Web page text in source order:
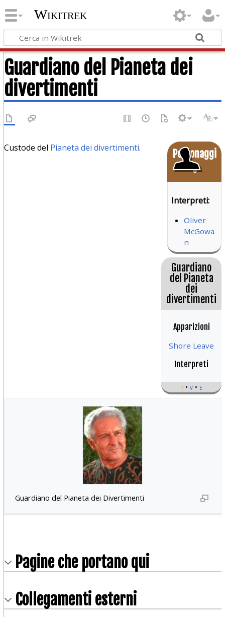
Wikitrek
Guardiano del Pianeta dei
divertimenti
Personaggi
o
Interpreti:
Oliver
McGowa
n
Guardiano
del Pianeta
dei
divertimenti
Apparizioni
Shore Leave
Interpreti
t v e
Custode del Pianeta dei divertimenti.
Guardiano del Pianeta dei Divertimenti
Pagine che portano qui
Collegamenti esterni